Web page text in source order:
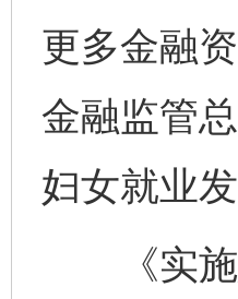
更多金融
金融监管
妇女就业
《实施